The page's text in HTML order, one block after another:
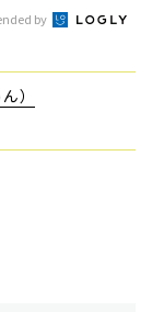
by
）